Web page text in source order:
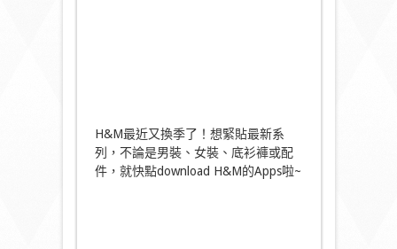
H&M最近又換季了！想緊貼最新系
列，不論是男裝、女裝、底衫褲或配
件，就快點download H&M的Apps啦~